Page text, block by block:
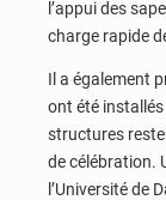
l’appui des
charge rapide
Il a également
ont été
structures
de célébration.
l’Université de